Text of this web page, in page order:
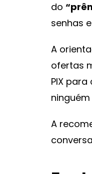
do
senhas
A
ofertas
PIX
A